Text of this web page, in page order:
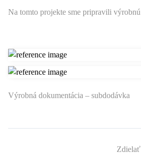
Na tomto projekte sme pripravili
Výrobná dokumentácia – subdodávka
Zdielať